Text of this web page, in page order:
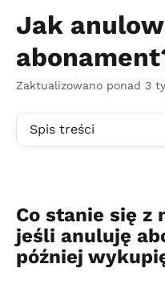
Jak
Zaktualizowano ponad 3
Spis treści
Co stanie się z
jeśli anuluję
później